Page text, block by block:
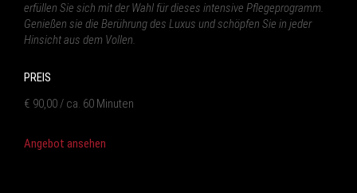
erfüllen Sie sich mit der Wahl für dieses intensive Pflegeprogramm.
Genießen sie die Berührung des Luxus und schöpfen Sie in jeder
Hinsicht aus dem Vollen.
PREIS
€ 90,00 / ca. 60 Minuten
Angebot ansehen